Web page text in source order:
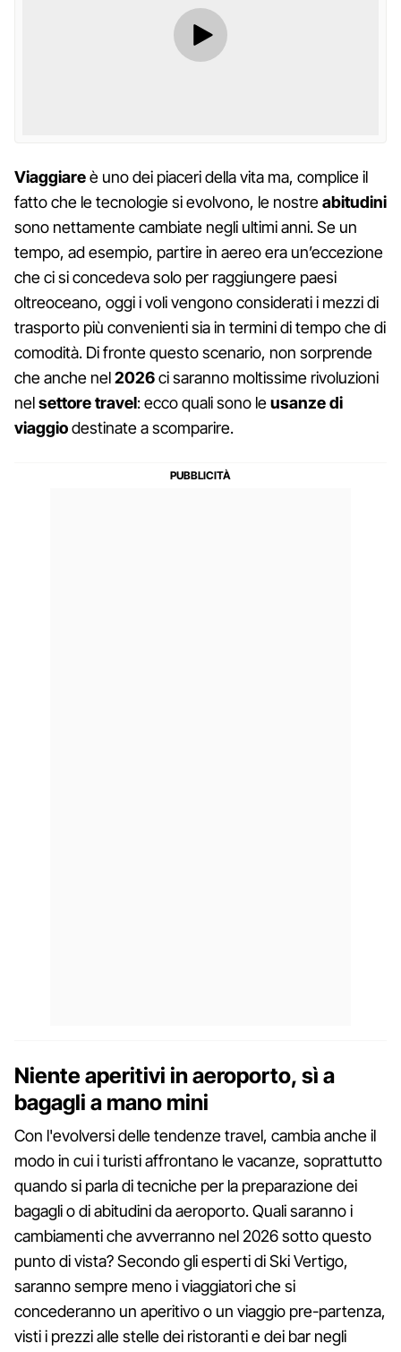
Viaggiareè uno dei piaceri della vita ma, complice il
fatto che le tecnologie si evolvono, le nostreabitudini
sono nettamente cambiate negli ultimi anni. Se un
tempo, ad esempio, partire in aereo era un’eccezione
che ci si concedeva solo per raggiungere paesi
oltreoceano, oggi i voli vengono considerati i mezzi di
trasporto più convenienti sia in termini di tempo che di
comodità. Di fronte questo scenario, non sorprende
che anche nel2026ci saranno moltissime rivoluzioni
nelsettore travel: ecco quali sono leusanze di
viaggiodestinate a scomparire.
Niente aperitivi in aeroporto, sì a
bagagli a mano mini
Con l'evolversi delle tendenze travel, cambia anche il
modo in cui i turisti affrontano le vacanze, soprattutto
quando si parla di tecniche per la preparazione dei
bagagli o di abitudini da aeroporto. Quali saranno i
cambiamenti che avverranno nel 2026 sotto questo
punto di vista? Secondo gli esperti di Ski Vertigo,
saranno sempre meno i viaggiatori che si
concederanno un aperitivo o un viaggio pre-partenza,
visti i prezzi alle stelle dei ristoranti e dei bar negli